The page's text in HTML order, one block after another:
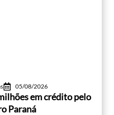
05/08/2026
em crédito pelo
Paraná